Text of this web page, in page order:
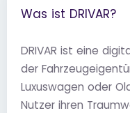
Was ist DRIVAR?
DRIVAR ist eine
der
Luxuswagen oder
Nutzer ihren